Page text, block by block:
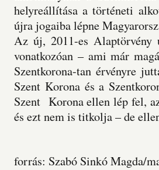
helyreállítása a történeti
újra jogaiba lépne
Az új, 2011-es Alaptörvény
vonatkozóan – ami már
Szentkorona-tan érvényre
Szent Korona és a
Szent Korona ellen lép fel,
és ezt nem is titkolja – de
forrás: Szabó Sinkó Magda/